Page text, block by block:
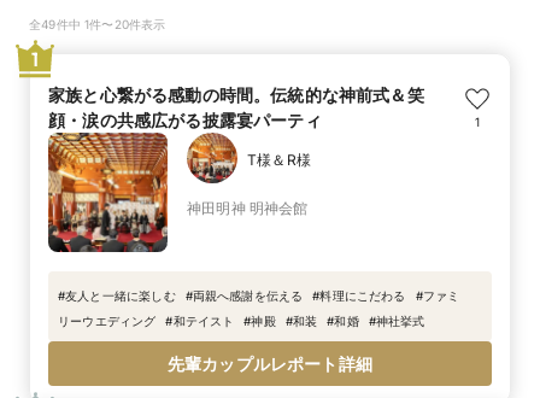
全49件中 1件〜20件表示
1
家族と心繋がる感動の時間。伝統的な神前式＆笑
顔・涙の共感広がる披露宴パーティ
1
T様＆R様
神田明神 明神会館
#友人と一緒に楽しむ #両親へ感謝を伝える #料理にこだわる #ファミ
リーウエディング
#和テイスト #神殿 #和装 #和婚 #神社挙式
先輩カップルレポート詳細